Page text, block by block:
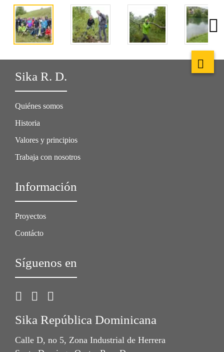
Sika R. D.
Quiénes somos
Historia
Valores y principios
Trabaja con nosotros
Información
Proyectos
Contácto
Síguenos en
Sika República Dominicana
Calle D, no 5, Zona Industrial de Herrera